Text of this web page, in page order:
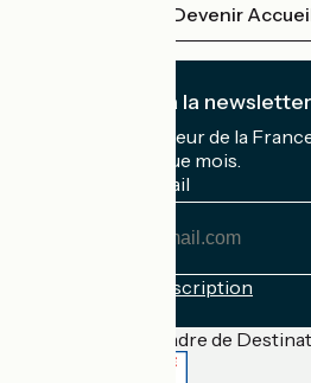
Devenir
Je m'abonne à la newsletter
Recevez le meilleur de la
boîte mail chaque mois.
Mon adresse mail
Conditions d'inscription
Financé dans le cadre de